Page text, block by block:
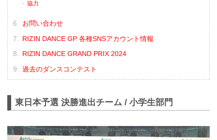
協力
お問い合わせ
RIZIN DANCE GP 各種SNSアカウント情報
RIZIN DANCE GRAND PRIX 2024
過去のダンスコンテスト
東日本予選 決勝進出チーム / 小学生部門